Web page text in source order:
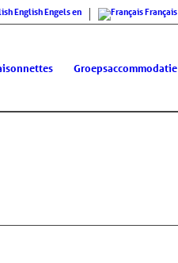
EnglishEngelsen Français
Groepsaccommodatie